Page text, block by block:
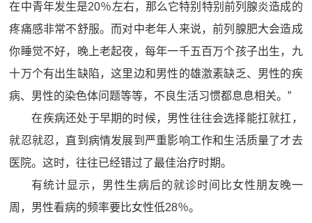
在中青年发生是20％左右，那么它特别特别前列腺炎造成的
疼痛感非常不舒服。而对中老年人来说，前列腺肥大会造成
你睡觉不好，晚上老起夜，每年一千五百万个孩子出生，九
十万个有出生缺陷，这里边和男性的雄激素缺乏、男性的疾
病、男性的染色体问题等等，不良生活习惯都息息相关。”
在疾病还处于早期的时候，男性往往会选择能扛就扛，
就忍就忍，直到病情发展到严重影响工作和生活质量了才去
医院。这时，往往已经错过了最佳治疗时期。
有统计显示，男性生病后的就诊时间比女性朋友晚一
周，男性看病的频率要比女性低28％。